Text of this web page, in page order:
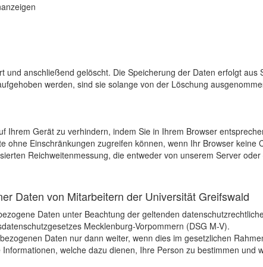
und anschließend gelöscht. Die Speicherung der Daten erfolgt
werden, sind sie solange von der Löschung
Ihrem Gerät zu verhindern, indem Sie in Ihrem Browser
ohne Einschränkungen zugreifen können, wenn Ihr Browser keine
Reichweitenmessung, die entweder von unserem Server
Daten von Mitarbeitern der Universität Greifswald
Daten unter Beachtung der geltenden
Mecklenburg-Vorpommern (DSG M-V).
Daten nur dann weiter, wenn dies im gesetzlichen
welche dazu dienen, Ihre Person zu bestimmen und